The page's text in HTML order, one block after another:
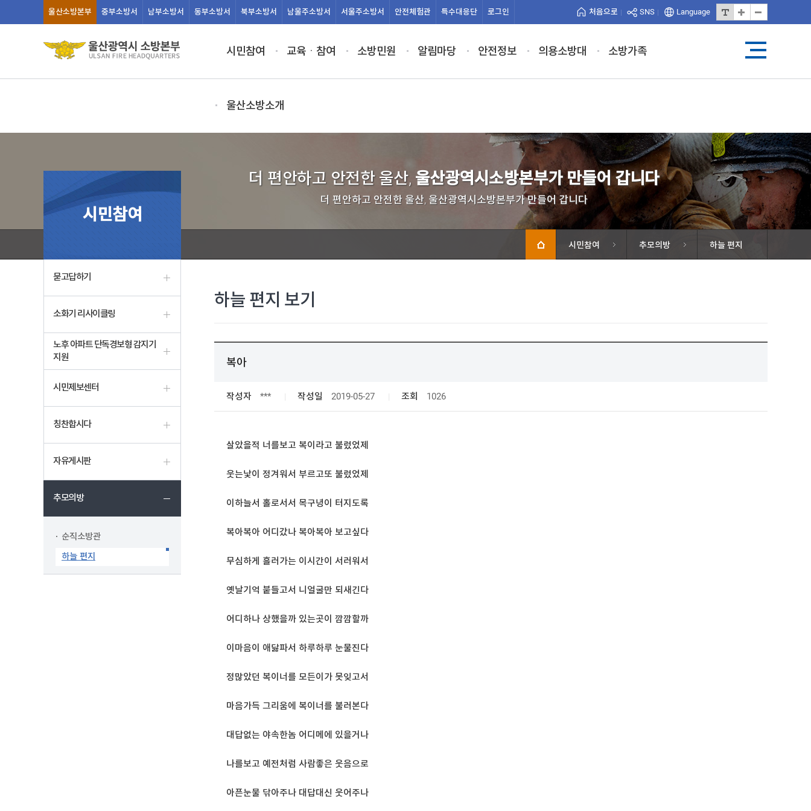
울산소방본부 중부소방서 남부소방서 동부소방서 북부소방서 남울주소방서 서울주소방서 안전체험관 특수대응단 로그인 처음으로 SNS Language
시민참여 교육ㆍ참여 소방민원 알림마당 안전정보 의용소방대 소방가족
울산소방소개
더 편안하고 안전한 울산, 울산광역시소방본부가 만들어 갑니다
더 편안하고 안전한 울산, 울산광역시소방본부가 만들어 갑니다
시민참여 추모의방 하늘 편지
시민참여
묻고답하기
소화기 리사이클링
노후 아파트 단독경보형 감지기
지원
시민제보센터
칭찬합시다
자유게시판
추모의방
순직소방관
하늘 편지
하늘 편지 보기
복아
작성자 *** 작성일 2019-05-27 조회 1026
살았을적 너를보고 복이라고 불렀었제
웃는낯이 정겨워서 부르고또 불렀었제
이하늘서 홀로서서 목구녕이 터지도록
복아복아 어디갔나 복아복아 보고싶다
무심하게 흘러가는 이시간이 서러워서
옛날기억 붙들고서 니얼굴만 되새긴다
어디하나 상했을까 있는곳이 깜깜할까
이마음이 애닳파서 하루하루 눈물진다
정많았던 복이너를 모든이가 못잊고서
마음가득 그리움에 복이너를 불러본다
대답없는 야속한놈 어디메에 있을거나
나를보고 예전처럼 사람좋은 웃음으로
아픈눈물 닦아주나 대답대신 웃어주나